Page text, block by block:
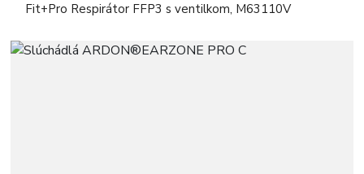
Fit+Pro Respirátor FFP3 s ventilkom, M63110V